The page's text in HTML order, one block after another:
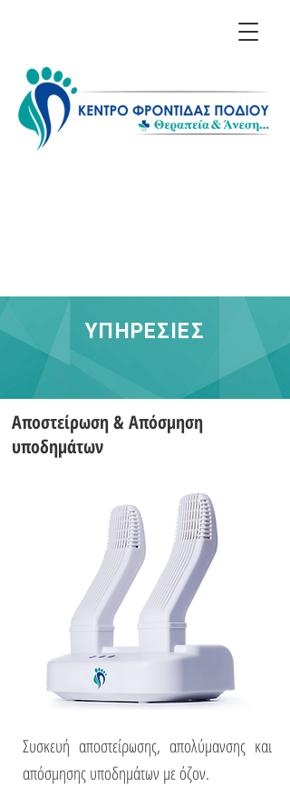
ΥΠΗΡΕΣΙΕΣ
Αποστείρωση & Απόσμηση
υποδημάτων
Συσκευή αποστείρωσης, απολύμανσης και
απόσμησης υποδημάτων με όζον.